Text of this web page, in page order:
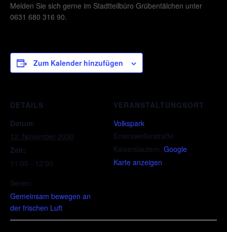
Melden Sie sich gerne im Stadtteilbüro Grübentälchen unter
0631 680 316 90.
Zum Kalender hinzufügen
DETAILS
Datum:
12. November 2030
Zeit:
11:00 - 12:00
Serien:
Gemeinsam bewegen an
der frischen Luft
VERANSTALTUNGSORT
Volkspark
Entersweilerstraße
Kaiserslautern, Google
Karte anzeigen